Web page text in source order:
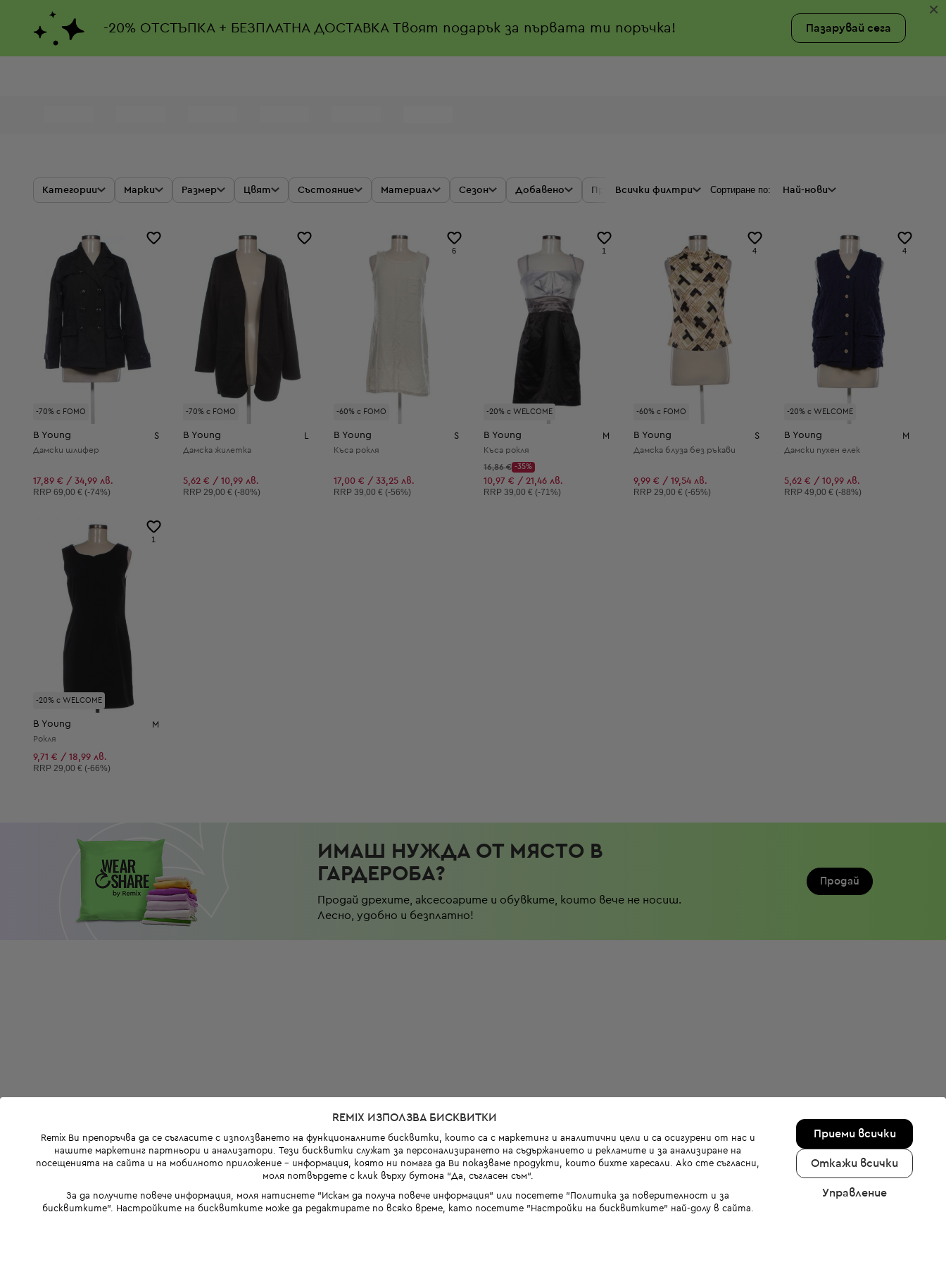
-20% ОТСТЪПКА + БЕЗПЛАТНА ДОСТАВКАТвоят подарък за първата ти поръчка! Пазарувай сега
×
Продукти
Категории Марки Размер Цвят Състояние Материал Сезон Добавено Промоции Цена
Всички филтри Сортиране по: Най-нови
-70% с FOMO
B Young S
Дамски шлифер
17,89 € / 34,99 лв.
Препоръчителна цена:
RRP 69,00 € (-74%)
-70% с FOMO
B Young
Дамска жилетка
5,62 € / 10,99 лв.
Препоръчителна цена:
RRP29,00 € (-80%)
-60% с FOMO
6
B Young S
Къса рокля
17,00 € / 33,25 лв.
Препоръчителна цена:
RRP 39,00 € (-56%)
-20% с WELCOME
1
B Young M
Къса рокля
Начална цена:
16,86 €
Discount Price:
-35%
Намалена цена:
10,97 € / 21,46 лв.
Препоръчителна цена:
RRP 39,00 € (-71%)
-60% с FOMO
4
B Young S
Дамска блуза без ръкави
9,99 € / 19,54 лв.
Препоръчителна цена:
RRP29,00 € (-65%)
-20% с WELCOME
4
B Young M
Дамски пухен елек
5,62 € / 10,99 лв.
Препоръчителна цена:
RRP 49,00 € (-88%)
-20% с WELCOME
1
B Young M
Рокля
9,71 € / 18,99 лв.
Препоръчителна цена:
RRP 29,00 € (-66%)
ИМАШ НУЖДА ОТ МЯСТО В
ГАРДЕРОБА?
Продай дрехите, аксесоарите и обувките, които вече не носиш.
Лесно, удобно и безплатно!
Продай
REMIX ИЗПОЛЗВА БИСКВИТКИ
Remix Ви препоръчва да се съгласите с използването на функционалните бисквитки, които са с маркетинг и аналитични цели и са осигурени от нас и
нашите маркетинг партньори и анализатори. Тези бисквитки служат за персонализирането на съдържанието и рекламите и за анализиране на
посещенията на сайта и на мобилното приложение - информация, която ни помага да Ви показваме продукти, които бихте харесали. Ако сте съгласни,
моля потвърдете с клик върху бутона “Да, съгласен съм“.
За да получите повече информация, моля натиснете "Искам да получа повече информация" или посетете "Политика за поверителност и за
бисквитките". Настройките на бисквитките може да редактирате по всяко време, като посетите "Настройки на бисквитките" най-долу в сайта.
Приеми всички
Откажи всички
Управление